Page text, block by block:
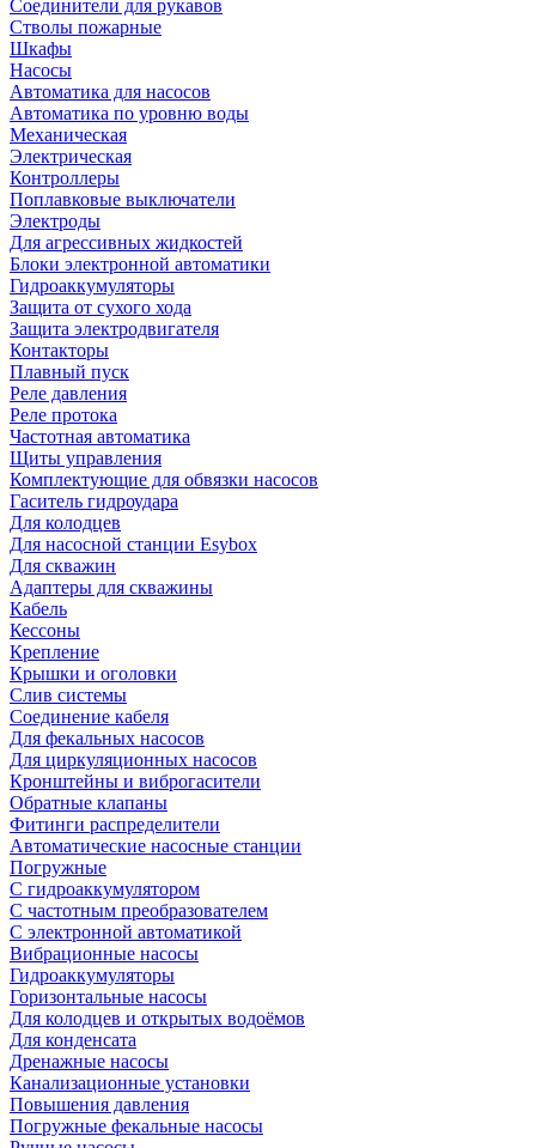
Соединители для рукавов
Стволы пожарные
Шкафы
Насосы
Автоматика для насосов
Автоматика по уровню воды
Механическая
Электрическая
Контроллеры
Поплавковые выключатели
Электроды
Для агрессивных жидкостей
Блоки электронной автоматики
Гидроаккумуляторы
Защита от сухого хода
Защита электродвигателя
Контакторы
Плавный пуск
Реле давления
Реле протока
Частотная автоматика
Щиты управления
Комплектующие для обвязки насосов
Гаситель гидроудара
Для колодцев
Для насосной станции Esybox
Для скважин
Адаптеры для скважины
Кабель
Кессоны
Крепление
Крышки и оголовки
Слив системы
Соединение кабеля
Для фекальных насосов
Для циркуляционных насосов
Кронштейны и виброгасители
Обратные клапаны
Фитинги распределители
Автоматические насосные станции
Погружные
С гидроаккумулятором
С частотным преобразователем
С электронной автоматикой
Вибрационные насосы
Гидроаккумуляторы
Горизонтальные насосы
Для колодцев и открытых водоёмов
Для конденсата
Дренажные насосы
Канализационные установки
Повышения давления
Погружные фекальные насосы